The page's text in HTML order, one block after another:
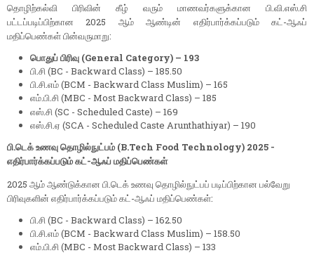
தொழிற்கல்வி பிரிவின் கீழ் வரும் மாணவர்களுக்கான பி.வி.எஸ்.சி
பட்டப்படிப்பிற்கான 2025 ஆம் ஆண்டின் எதிர்பார்க்கப்படும் கட்-ஆஃப்
மதிப்பெண்கள் பின்வருமாறு:
பொதுப் பிரிவு (General Category) – 193
பி.சி (BC - Backward Class) – 185.50
பி.சி.எம் (BCM - Backward Class Muslim) – 165
எம்.பி.சி (MBC - Most Backward Class) – 185
எஸ்.சி (SC - Scheduled Caste) – 169
எஸ்.சி.ஏ (SCA - Scheduled Caste Arunthathiyar) – 190
பி.டெக் உணவு தொழில்நுட்பம் (B.Tech Food Technology) 2025 -
எதிர்பார்க்கப்படும் கட்-ஆஃப் மதிப்பெண்கள்
2025 ஆம் ஆண்டுக்கான பி.டெக் உணவு தொழில்நுட்பப் படிப்பிற்கான பல்வேறு
பிரிவுகளின் எதிர்பார்க்கப்படும் கட்-ஆஃப் மதிப்பெண்கள்:
பி.சி (BC - Backward Class) – 162.50
பி.சி.எம் (BCM - Backward Class Muslim) – 158.50
எம்.பி.சி (MBC - Most Backward Class) – 133